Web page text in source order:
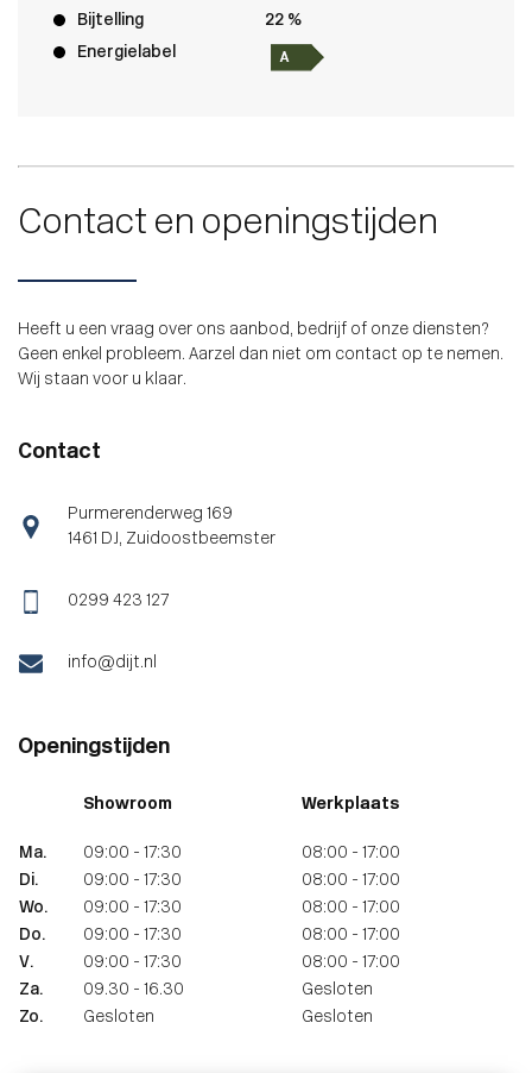
Bijtelling
22 %
Energielabel
Contact en openingstijden
Heeft u een vraag over ons aanbod, bedrijf of onze diensten?
Geen enkel probleem. Aarzel dan niet om contact op te nemen.
Wij staan voor u klaar.
Contact
Purmerenderweg 169
1461 DJ, Zuidoostbeemster
0299 423 127
info@dijt.nl
Openingstijden
Showroom Werkplaats
Ma. 09:00 - 17:30
08:00 - 17:00
Di.
09:00 - 17:30
08:00 - 17:00
Wo.
09:00 - 17:30
08:00 - 17:00
Do.
09:00 - 17:30
08:00 - 17:00
V.
09:00 - 17:30
08:00 - 17:00
Za.
09.30 - 16.30
Gesloten
Zo.
Gesloten Gesloten